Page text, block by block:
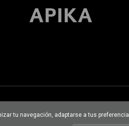
tu navegación, adaptarse a tus